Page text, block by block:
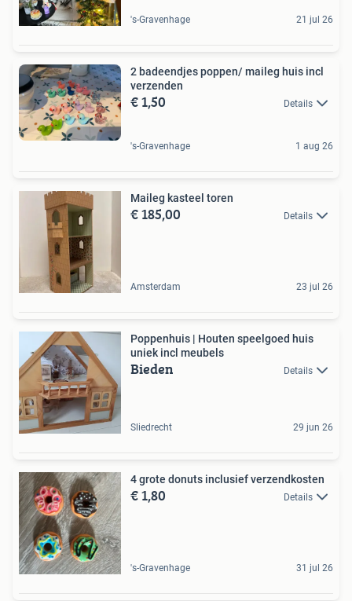
's-Gravenhage 21 jul 26
2 badeendjes poppen/ maileg huis incl
verzenden
€ 1,50 Details
's-Gravenhage 1 aug 26
Maileg kasteel toren
€ 185,00 Details
Amsterdam 23 jul 26
Poppenhuis | Houten speelgoed huis
uniek incl meubels
Bieden Details
Sliedrecht 29 jun 26
4 grote donuts inclusief verzendkosten
€ 1,80 Details
's-Gravenhage 31 jul 26